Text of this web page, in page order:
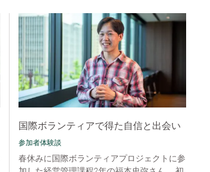
国際ボランティアで得た自信と出会い
参加者体験談
春休みに国際ボランティアプロジェクトに参